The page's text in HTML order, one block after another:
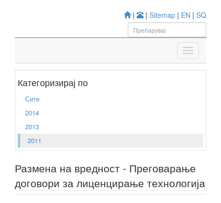
| | Sitemap | EN | SQ
Категоризирај по
Сите
2014
2013
2011
Размена на вредност - Преговарање
договори за лиценцирање технологија